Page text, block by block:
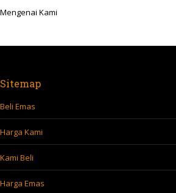
Mengenai Kami
Sitemap
Beli Emas
Harga Kami
Kami Beli
Harga Emas